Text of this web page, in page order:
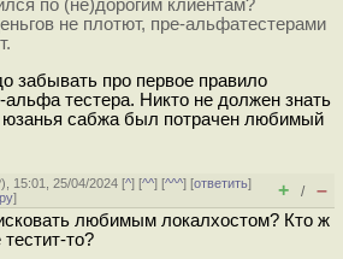
по (не)дорогим клиентам?
не плотют, пре-альфатестерами
забывать про первое правило
тестера. Никто не должен знать
юзанья сабжа был потрачен любимый
), 15:01, 25/04/2024 [^] [^^] [^^^] [ответить]
] + / –
любимым локалхостом? Кто ж
то?